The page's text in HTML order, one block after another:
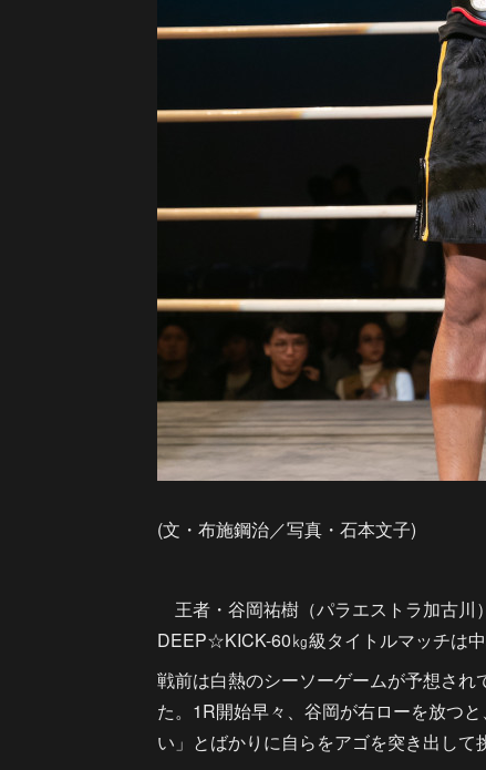
(文・布施鋼治／写真・石本文子)
王者・谷岡祐樹（パラエストラ加古川
DEEP☆KICK-60㎏級タイトルマッチは
戦前は白熱のシーソーゲームが予想さ
た。1R開始早々、谷岡が右ローを放つ
い」とばかりに自らをアゴを突き出して